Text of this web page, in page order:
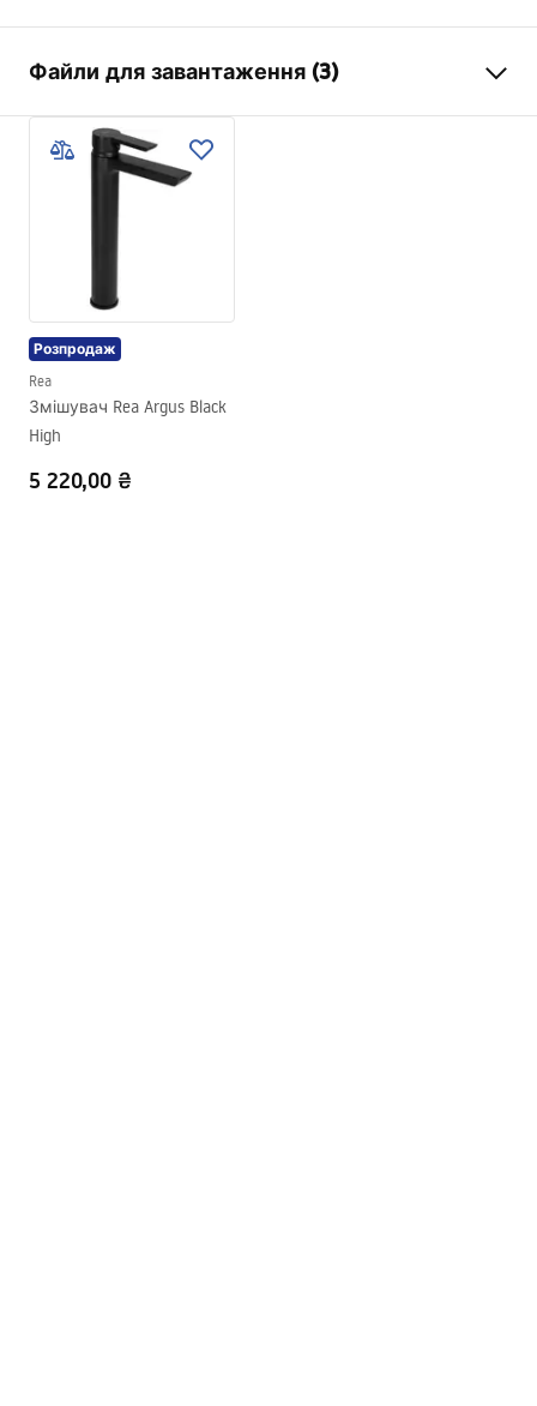
Спосіб монтажу
Стоячий
Колір
чорний
Тип виливу
Технологія нанесення
покриття
Діаметр підключення
Гарантія
Файли для завантаження (3)
Умови гарантії
Warranty_Terms_and_Conditions_Faucets_-_5.pdf
Інформація про безпеку
Safety_Information_Faucets.pdf
Розпродаж
Rea
Змішувач Rea Argus Black
High
5 220,00 ₴